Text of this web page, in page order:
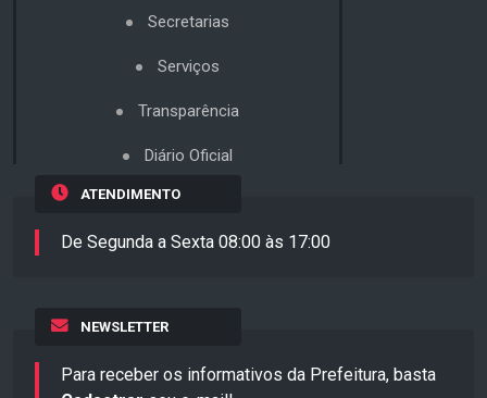
Secretarias
Serviços
Transparência
Diário Oficial
ATENDIMENTO
De Segunda a Sexta 08:00 às 17:00
NEWSLETTER
Para receber os informativos da Prefeitura, basta